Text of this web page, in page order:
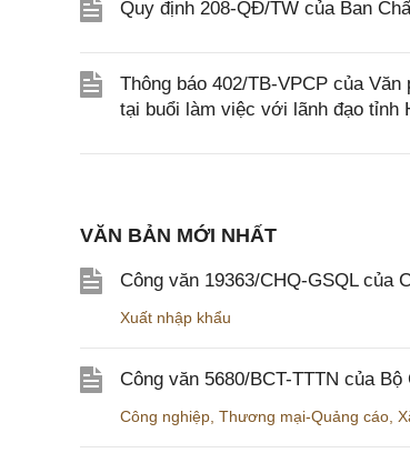
Quy định 208-QĐ/TW của Ban
Thông báo 402/TB-VPCP của
tại buổi làm việc với lãnh đạo tỉnh
VĂN BẢN MỚI NHẤT
Công văn 19363/CHQ-GSQL của
Xuất nhập khẩu
Công văn 5680/BCT-TTTN của
Công nghiệp Thương mại-Quảng cáo